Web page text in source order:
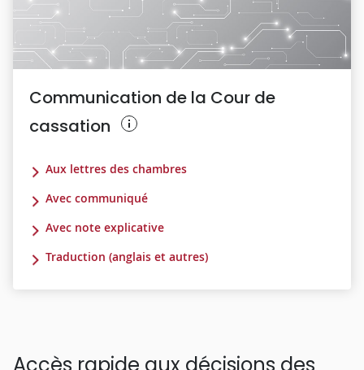
Communication de la Cour de
cassation
Aux lettres des chambres
Avec communiqué
Avec note explicative
Traduction (anglais et autres)
Accès rapide aux décisions des